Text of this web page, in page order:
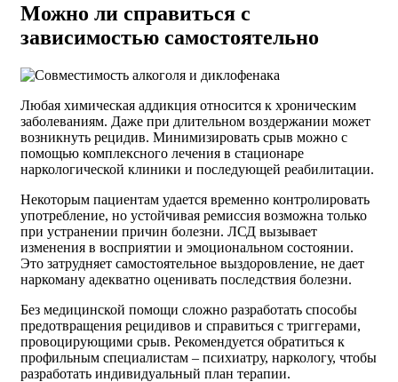
Можно ли справиться с
зависимостью самостоятельно
Любая химическая аддикция относится к хроническим
заболеваниям. Даже при длительном воздержании может
возникнуть рецидив. Минимизировать срыв можно с
помощью комплексного лечения в стационаре
наркологической клиники и последующей реабилитации.
Некоторым пациентам удается временно контролировать
употребление, но устойчивая ремиссия возможна только
при устранении причин болезни. ЛСД вызывает
изменения в восприятии и эмоциональном состоянии.
Это затрудняет самостоятельное выздоровление, не дает
наркоману адекватно оценивать последствия болезни.
Без медицинской помощи сложно разработать способы
предотвращения рецидивов и справиться с триггерами,
провоцирующими срыв. Рекомендуется обратиться к
профильным специалистам – психиатру, наркологу, чтобы
разработать индивидуальный план терапии.